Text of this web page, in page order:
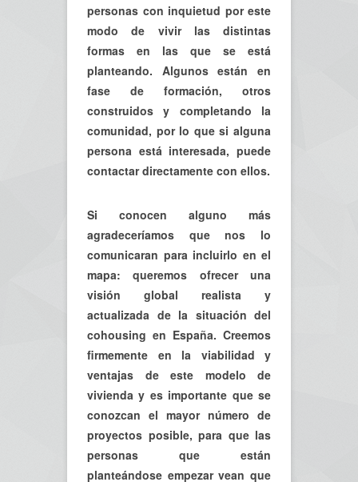
personas con inquietud por este
modo de vivir las distintas
formas en las que se está
planteando. Algunos están en
fase de formación, otros
construidos y completando la
comunidad, por lo que si alguna
persona está interesada, puede
contactar directamente con ellos.
Si conocen alguno más
agradeceríamos que nos lo
comunicaran para incluirlo en el
mapa: queremos ofrecer una
visión global realista y
actualizada de la situación del
cohousing en España. Creemos
firmemente en la viabilidad y
ventajas de este modelo de
vivienda y es importante que se
conozcan el mayor número de
proyectos posible, para que las
personas que están
planteándose empezar vean que